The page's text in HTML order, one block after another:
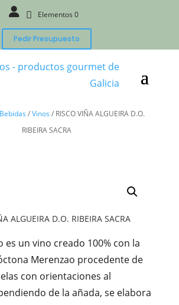
Elementos 0
Pedir Presupuesto
Bebidas /Vinos / RISCO VIÑA ALGUEIRA D.O.
RIBEIRA SACRA
ALGUEIRA D.O. RIBEIRA SACRA
es un vino creado 100% con la
Merenzao procedente de
con orientaciones al
de la añada, se elabora